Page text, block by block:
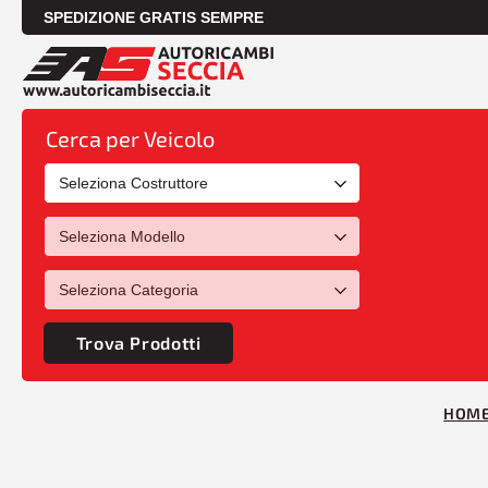
SPEDIZIONE GRATIS SEMPRE
Cerca per Veicolo
Trova Prodotti